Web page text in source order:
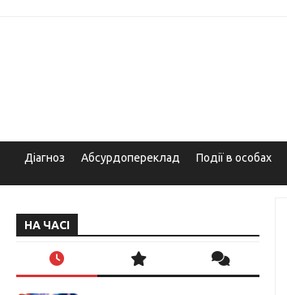
Діагноз Абсурдопереклад Події в особах
НА ЧАСІ